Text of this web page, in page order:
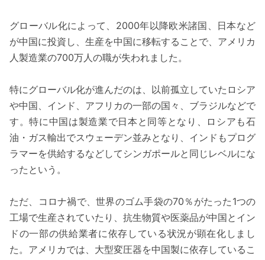
グローバル化によって、2000年以降欧米諸国、日本など
が中国に投資し、生産を中国に移転することで、アメリカ
人製造業の700万人の職が失われました。
特にグローバル化が進んだのは、以前孤立していたロシア
や中国、インド、アフリカの一部の国々、ブラジルなどで
す。特に中国は製造業で日本と同等となり、ロシアも石
油・ガス輸出でスウェーデン並みとなり、インドもプログ
ラマーを供給するなどしてシンガポールと同じレベルにな
ったという。
ただ、コロナ禍で、世界のゴム手袋の70％がたった1つの
工場で生産されていたり、抗生物質や医薬品が中国とイン
ドの一部の供給業者に依存している状況が顕在化しまし
た。アメリカでは、大型変圧器を中国製に依存しているこ